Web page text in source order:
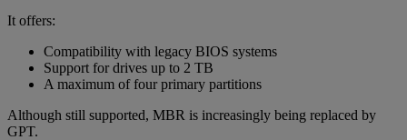
It offers:
Compatibility with legacy BIOS systems
Support for drives up to 2 TB
A maximum of four primary partitions
Although still supported, MBR is increasingly being replaced by
GPT.